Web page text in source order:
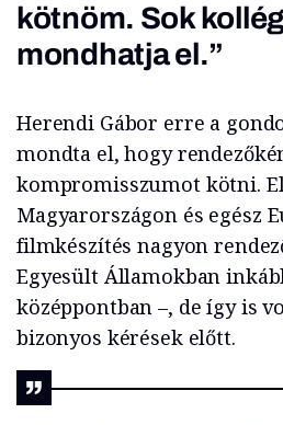
kötnöm. Sok
mondhatja el.”
Herendi Gábor erre a
mondta el, hogy
kompromisszumot kötni.
Magyarországon és egész
filmkészítés nagyon
Egyesült Államokban
középpontban –, de így is
bizonyos kérések előtt.